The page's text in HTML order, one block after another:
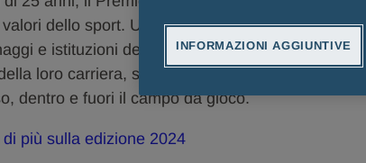
dello sport. Un riconoscimento conferito,
e istituzioni del panorama nazionale e
loro carriera, si sono distinti come modelli di
dentro e fuori il campo da gioco.
di più sulla edizione 2024
INFORMAZIONI AGGIUNTIVE